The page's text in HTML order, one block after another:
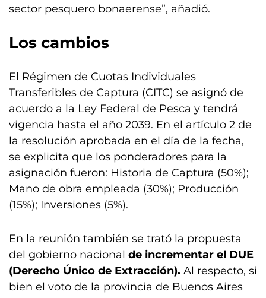
sector pesquero bonaerense”, añadió.
Los cambios
El Régimen de Cuotas Individuales
Transferibles de Captura (CITC) se asignó de
acuerdo a la Ley Federal de Pesca y tendrá
vigencia hasta el año 2039. En el artículo 2 de
la resolución aprobada en el día de la fecha,
se explicita que los ponderadores para la
asignación fueron: Historia de Captura (50%);
Mano de obra empleada (30%); Producción
(15%); Inversiones (5%).
En la reunión también se trató la propuesta
del gobierno nacional de incrementar el DUE
(Derecho Único de Extracción). Al respecto, si
bien el voto de la provincia de Buenos Aires